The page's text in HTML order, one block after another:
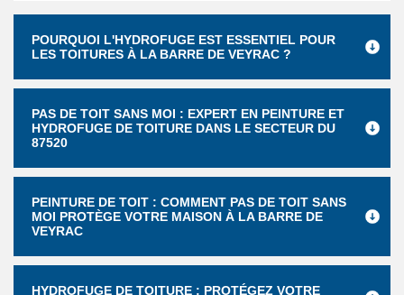
POURQUOI L'HYDROFUGE EST ESSENTIEL POUR
LES TOITURES À LA BARRE DE VEYRAC ?
PAS DE TOIT SANS MOI : EXPERT EN PEINTURE ET
HYDROFUGE DE TOITURE DANS LE SECTEUR DU
87520
PEINTURE DE TOIT : COMMENT PAS DE TOIT SANS
MOI PROTÈGE VOTRE MAISON À LA BARRE DE
VEYRAC
HYDROFUGE DE TOITURE : PROTÉGEZ VOTRE